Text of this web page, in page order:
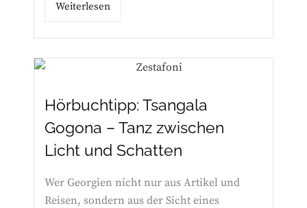
Weiterlesen
Hörbuchtipp: Tsangala
Gogona – Tanz zwischen
Licht und Schatten
Wer Georgien nicht nur aus Artikel und
Reisen, sondern aus der Sicht eines